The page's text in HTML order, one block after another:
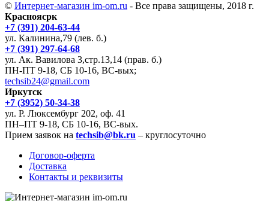
© Интернет-магазин im-om.ru - Все права защищены, 2018 г.
Красноясрк
+7 (391) 204-63-44
ул. Калинина,79 (лев. б.)
+7 (391) 297-64-68
ул. Ак. Вавилова 3,стр.13,14 (прав. б.)
ПН-ПТ 9-18, СБ 10-16, ВС-вых;
techsib24@gmail.com
Иркутск
+7 (3952) 50-34-38
ул. Р. Люксембург 202, оф. 41
ПН–ПТ 9-18, СБ 10-16, ВС-вых.
Прием заявок на techsib@bk.ru – круглосуточно
Договор-оферта
Доставка
Контакты и реквизиты